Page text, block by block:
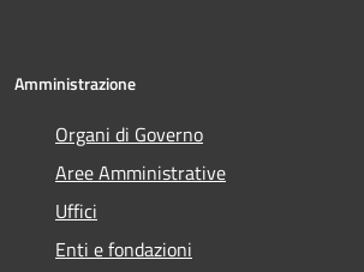
Amministrazione
Organi di Governo
Aree Amministrative
Uffici
Enti e fondazioni